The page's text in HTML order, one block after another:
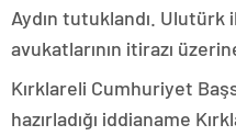
Aydın tutuklandı. Ulutürk
avukatlarının itirazı
Kırklareli Cumhuriyet
hazırladığı iddianame